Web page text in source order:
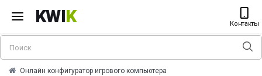
KWIK Контакты
Онлайн конфигуратор игрового компьютера